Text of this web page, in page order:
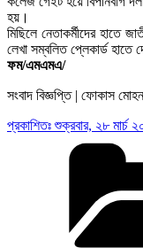
হয়।
মিছিলে নেতাকর্মীদের হাতে
লেখা সম্বলিত প্লেকার্ড হাতে
ফম/এমএমএ/
সংবাদ বিজ্ঞপ্তি | ফোকাস
প্রকাশিতঃশুক্রবার, ২৮ মার্চ